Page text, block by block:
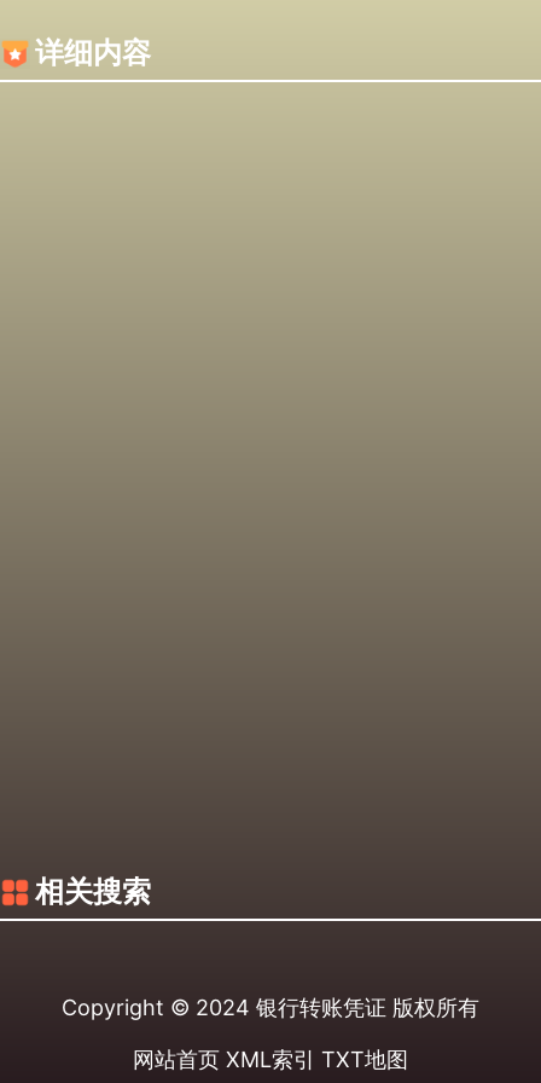
详细内容
相关搜索
Copyright © 2024 银行转账凭证 版权所有
网站首页 XML索引 TXT地图